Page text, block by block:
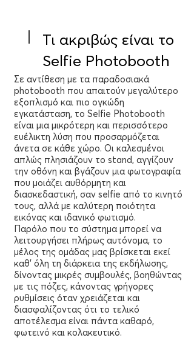
Τι ακριβώς είναι το
Selfie Photobooth
Σε αντίθεση με τα παραδοσιακά
photobooth που απαιτούν μεγαλύτερο
εξοπλισμό και πιο ογκώδη
εγκατάσταση, το Selfie Photobooth
είναι μια μικρότερη και περισσότερο
ευέλικτη λύση που προσαρμόζεται
άνετα σε κάθε χώρο. Οι καλεσμένοι
απλώς πλησιάζουν το stand, αγγίζουν
την οθόνη και βγάζουν μια φωτογραφία
που μοιάζει αυθόρμητη και
διασκεδαστική, σαν selfie από το κινητό
τους, αλλά με καλύτερη ποιότητα
εικόνας και ιδανικό φωτισμό.
Παρόλο που το σύστημα μπορεί να
λειτουργήσει πλήρως αυτόνομα, το
μέλος της ομάδας μας βρίσκεται εκεί
καθ’ όλη τη διάρκεια της εκδήλωσης,
δίνοντας μικρές συμβουλές, βοηθώντας
με τις πόζες, κάνοντας γρήγορες
ρυθμίσεις όταν χρειάζεται και
διασφαλίζοντας ότι το τελικό
αποτέλεσμα είναι πάντα καθαρό,
φωτεινό και κολακευτικό.